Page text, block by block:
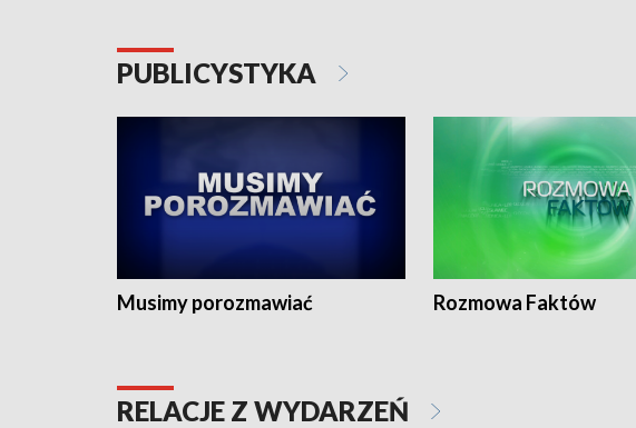
PUBLICYSTYKA
Musimy porozmawiać Rozmowa Faktów
RELACJE Z WYDARZEŃ